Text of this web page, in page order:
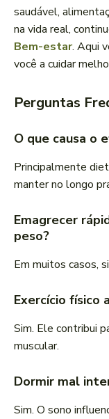
saudável,
na vida real,
Bem-estar. Aqui
você a cuidar
Perguntas
O que causa o
Principalmente
manter no longo
Emagrecer
peso?
Em muitos casos,
Exercício físico
Sim. Ele contribui
muscular.
Dormir mal
Sim. O sono